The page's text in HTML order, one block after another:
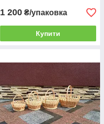
1 200 ₴/упаковка
Купити